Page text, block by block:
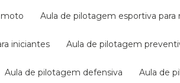
moto aula de pilotagem esportiva
iniciantes aula de pilotagem
aula de pilotagem defensiva aula de